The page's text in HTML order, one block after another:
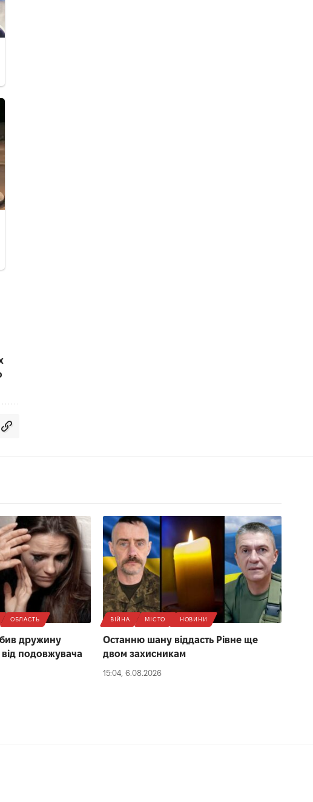
ОБЛАСТЬ
дружину
подовжувача
ВІЙНА МІСТО НОВИНИ
Останню шану віддасть Рівне ще
двом захисникам
15:04, 6.08.2026